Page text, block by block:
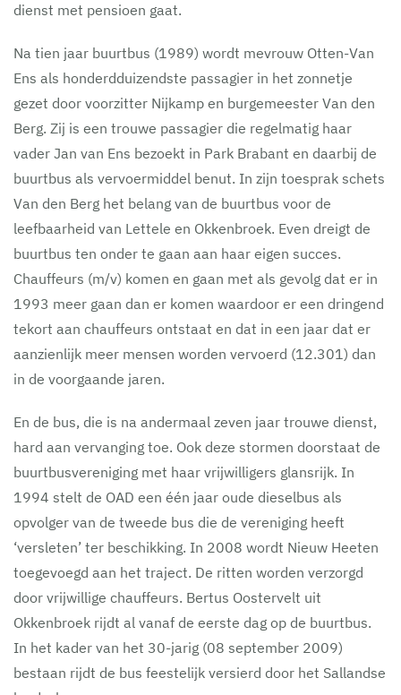
dienst met pensioen gaat.
Na tien jaar buurtbus (1989) wordt mevrouw Otten-Van
Ens als honderdduizendste passagier in het zonnetje
gezet door voorzitter Nijkamp en burgemeester Van den
Berg. Zij is een trouwe passagier die regelmatig haar
vader Jan van Ens bezoekt in Park Brabant en daarbij de
buurtbus als vervoermiddel benut. In zijn toesprak schets
Van den Berg het belang van de buurtbus voor de
leefbaarheid van Lettele en Okkenbroek. Even dreigt de
buurtbus ten onder te gaan aan haar eigen succes.
Chauffeurs (m/v) komen en gaan met als gevolg dat er in
1993 meer gaan dan er komen waardoor er een dringend
tekort aan chauffeurs ontstaat en dat in een jaar dat er
aanzienlijk meer mensen worden vervoerd (12.301) dan
in de voorgaande jaren.
En de bus, die is na andermaal zeven jaar trouwe dienst,
hard aan vervanging toe. Ook deze stormen doorstaat de
buurtbusvereniging met haar vrijwilligers glansrijk. In
1994 stelt de OAD een één jaar oude dieselbus als
opvolger van de tweede bus die de vereniging heeft
‘versleten’ ter beschikking. In 2008 wordt Nieuw Heeten
toegevoegd aan het traject. De ritten worden verzorgd
door vrijwillige chauffeurs. Bertus Oostervelt uit
Okkenbroek rijdt al vanaf de eerste dag op de buurtbus.
In het kader van het 30-jarig (08 september 2009)
bestaan rijdt de bus feestelijk versierd door het Sallandse